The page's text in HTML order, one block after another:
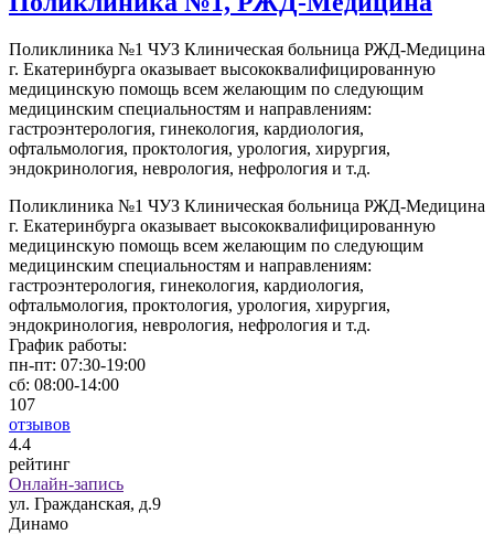
Поликлиника №1 ЧУЗ Клиническая больница РЖД-Медицина
г. Екатеринбурга оказывает высококвалифицированную
медицинскую помощь всем желающим по следующим
медицинским специальностям и направлениям:
гастроэнтерология, гинекология, кардиология,
офтальмология, проктология, урология, хирургия,
эндокринология, неврология, нефрология и т.д.
Поликлиника №1 ЧУЗ Клиническая больница РЖД-Медицина
г. Екатеринбурга оказывает высококвалифицированную
медицинскую помощь всем желающим по следующим
медицинским специальностям и направлениям:
гастроэнтерология, гинекология, кардиология,
офтальмология, проктология, урология, хирургия,
эндокринология, неврология, нефрология и т.д.
График работы:
пн-пт: 07:30-19:00
сб: 08:00-14:00
107
отзывов
4.4
рейтинг
Онлайн-запись
ул. Гражданская, д.9
Динамо